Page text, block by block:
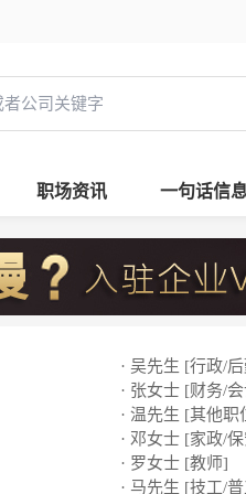
职场资讯 一句话信
· 吴先生 [行政/
· 张女士 [财务/
· 温先生 [其他职
· 邓女士 [家政/
· 罗女士 [教师]
· 马先生 [技工/